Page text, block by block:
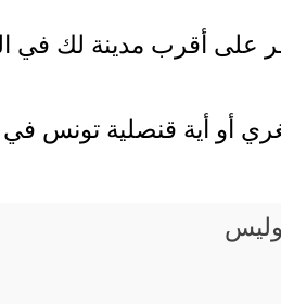
على أقرب مدينة لك في
أو أية قنصلية تونس
وليس